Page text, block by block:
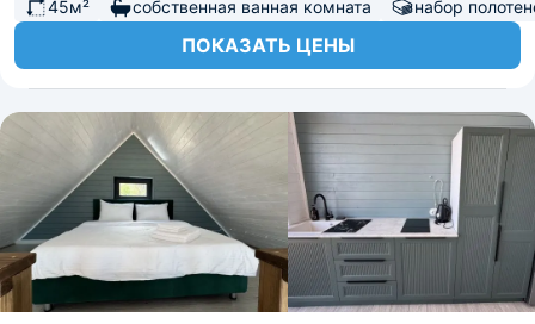
45м²
собственная ванная комната набор
ПОКАЗАТЬ ЦЕНЫ